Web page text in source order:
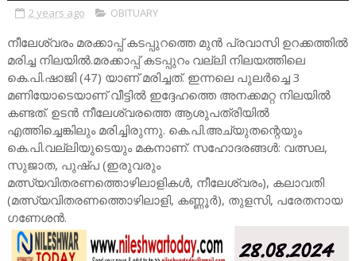
2 years ago OBITUARY
നീലേശ്വരം മരക്കാപ്പ് കടപ്പുറത്തെ മുൻ പ്രവാസി ഉറക്കത്തിൽ
മരിച്ച നിലയിൽ.മരക്കാപ്പ്‌ കടപ്പുറം വല്ലി നിലയത്തിലെ
കെ.പി.ഷാജി (47) യാണ്‌ മരിച്ചത്‌. ഇന്നലെ പുലര്‍ച്ചെ 3
മണിയോടെയാണ്‌ വീട്ടില്‍ ഇദ്ദേഹത്തെ അനക്കമറ്റ നിലയില്‍
കണ്ടത്‌. ഉടന്‍ നീലേശ്വരത്തെ ആശുപത്രിയില്‍
എത്തിച്ചെങ്കിലും മരിച്ചിരുന്നു. കെ.പി.അച്യുതന്റെയും
കെ.പി.വല്ലിയുടെയും മകനാണ്‌. സഹോദരങ്ങള്‍: വത്സല,
സുജാത, പുഷ്‌പ (ഇരുവരും
മത്സ്യവിതരണത്തൊഴിലാളികള്‍, നീലേശ്വരം), കലാവതി
(മത്സ്യവിതരണത്തൊഴിലാളി, കണ്ണൂര്‍), തുളസി, പരേതനായ
ഗണേശന്‍.